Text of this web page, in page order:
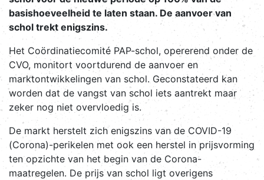
basishoeveelheid te laten staan. De aanvoer van
schol trekt enigszins.
Het Coördinatiecomité PAP-schol, opererend onder de
CVO, monitort voortdurend de aanvoer en
marktontwikkelingen van schol. Geconstateerd kan
worden dat de vangst van schol iets aantrekt maar
zeker nog niet overvloedig is.
De markt herstelt zich enigszins van de COVID-19
(Corona)-perikelen met ook een herstel in prijsvorming
ten opzichte van het begin van de Corona-
maatregelen. De prijs van schol ligt overigens